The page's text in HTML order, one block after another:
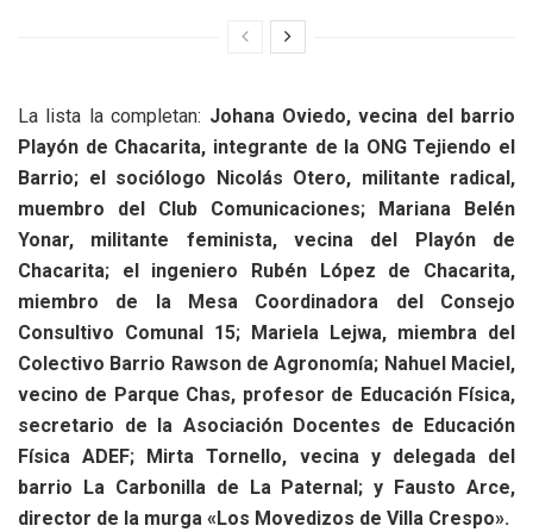
La lista la completan: Johana Oviedo, vecina del barrio
Playón de Chacarita, integrante de la ONG Tejiendo el
Barrio; el sociólogo Nicolás Otero, militante radical,
muembro del Club Comunicaciones; Mariana Belén
Yonar, militante feminista, vecina del Playón de
Chacarita; el ingeniero Rubén López de Chacarita,
miembro de la Mesa Coordinadora del Consejo
Consultivo Comunal 15; Mariela Lejwa, miembra del
Colectivo Barrio Rawson de Agronomía; Nahuel Maciel,
vecino de Parque Chas, profesor de Educación Física,
secretario de la Asociación Docentes de Educación
Física ADEF; Mirta Tornello, vecina y delegada del
barrio La Carbonilla de La Paternal; y Fausto Arce,
director de la murga «Los Movedizos de Villa Crespo».